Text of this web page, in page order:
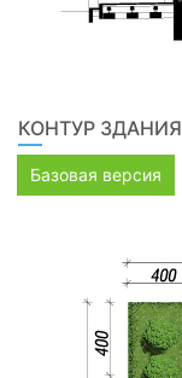
КОНТУР ЗДАНИЯ
Базовая версия